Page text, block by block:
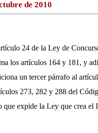
de 2010
24 de la Ley de
los artículos 164 y 181, y
un tercer párrafo al
273, 282 y 288 del
expide la Ley que crea el